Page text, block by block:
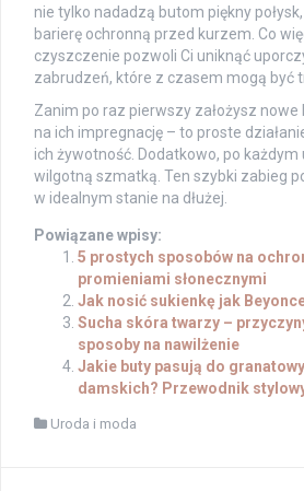
nie tylko nadadzą butom piękny
barierę ochronną przed kurzem. Co
czyszczenie pozwoli Ci uniknąć
zabrudzeń, które z czasem mogą być
Zanim po raz pierwszy założysz nowe
na ich impregnację – to proste
ich żywotność. Dodatkowo, po
wilgotną szmatką. Ten szybki zabieg
w idealnym stanie na dłużej.
Powiązane wpisy:
5 prostych sposobów na
promieniami słonecznymi
Jak nosić sukienkę jak
Sucha skóra twarzy –
sposoby na nawilżenie
Jakie buty pasują do
damskich? Przewodnik
Uroda i moda